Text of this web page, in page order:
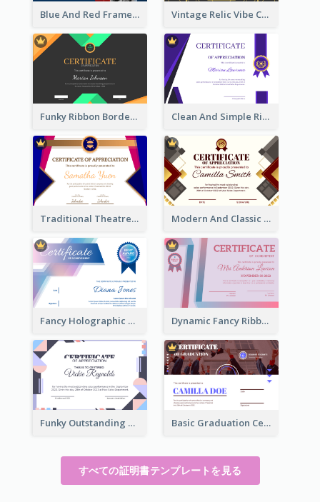
Blue And Red Frame With Photo Certificate Vintage Relic Vibe Certificate Design Template
Funky Ribbon Border Certificate Design Template Clean And Simple Ribbon Certificate Design Ideas
Traditional Theatre Certificate Design Template Modern And Classic Art Deco Certificate Design Ideas
Fancy Holographic Certificate Design Ideas Dynamic Fancy Ribbon Certificate Design Ideas
Funky Outstanding Shapes Certificate Design Template Ideas Basic Graduation Certificate With Campus Photo Design
すべての証明書テンプレートを見る